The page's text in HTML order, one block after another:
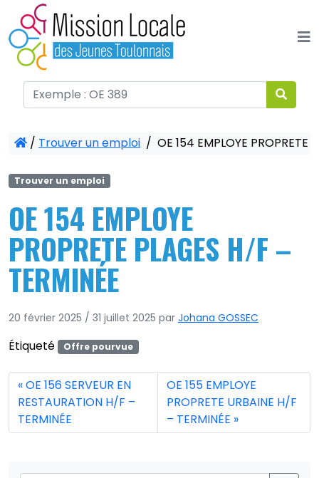
/ Trouver un emploi / OE 154 EMPLOYE PROPRETE
Trouver un emploi
OE 154 EMPLOYE
PROPRETE PLAGES H/F –
TERMINÉE
20 février 2025 / 31 juillet 2025 par Johana GOSSEC
Étiqueté Offre pourvue
OE 156 SERVEUR EN
RESTAURATION H/F –
TERMINÉE
OE 155 EMPLOYE
PROPRETE URBAINE H/F
– TERMINÉE
Panneau de gestion des cookies